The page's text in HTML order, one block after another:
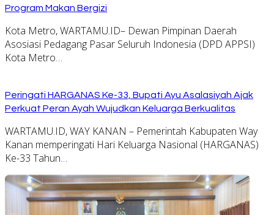
Program Makan Bergizi
Kota Metro, WARTAMU.ID– Dewan Pimpinan Daerah
Asosiasi Pedagang Pasar Seluruh Indonesia (DPD APPSI)
Kota Metro…
Peringati HARGANAS Ke-33, Bupati Ayu Asalasiyah Ajak
Perkuat Peran Ayah Wujudkan Keluarga Berkualitas
WARTAMU.ID, WAY KANAN – Pemerintah Kabupaten Way
Kanan memperingati Hari Keluarga Nasional (HARGANAS)
Ke-33 Tahun…